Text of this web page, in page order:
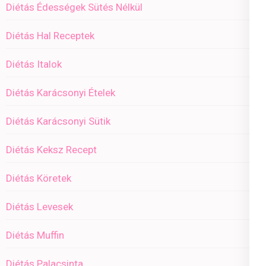
Diétás Édességek Sütés Nélkül
Diétás Hal Receptek
Diétás Italok
Diétás Karácsonyi Ételek
Diétás Karácsonyi Sütik
Diétás Keksz Recept
Diétás Köretek
Diétás Levesek
Diétás Muffin